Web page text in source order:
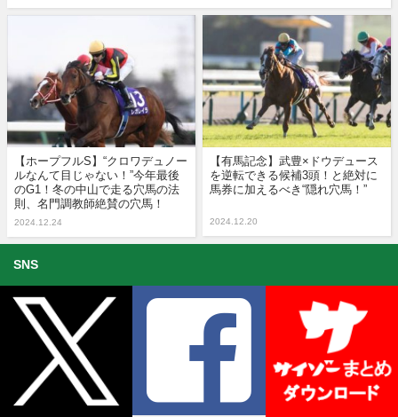
【ホープフルS】“クロワデュノー
ルなんて目じゃない！”今年最後
のG1！冬の中山で走る穴馬の法
則、名門調教師絶賛の穴馬！
2024.12.24
【有馬記念】武豊×ドウデュース
を逆転できる候補3頭！と絶対に
馬券に加えるべき“隠れ穴馬！”
2024.12.20
SNS